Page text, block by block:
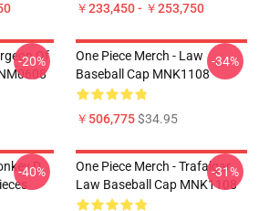
￥233,450 - ￥253,750
Of
-20%
One Piece Merch - Law
Baseball Cap MNK1108
￥506,775$34.95
-34%
D.
-40%
One Piece Merch - Trafalgar
Law Baseball Cap MNK1108
-31%